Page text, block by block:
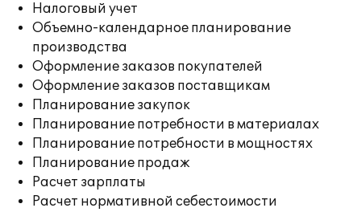
Налоговый учет
Объемно-календарное планирование
производства
Оформление заказов покупателей
Оформление заказов поставщикам
Планирование закупок
Планирование потребности в материалах
Планирование потребности в мощностях
Планирование продаж
Расчет зарплаты
Расчет нормативной себестоимости